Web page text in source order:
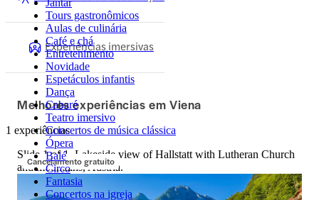
Jantar
Tours gastronômicos
Aulas de culinária
Café e chá
Entretenimento
Novidade
Espetáculos infantis
Dança
Cabaré
Teatro imersivo
Concertos de música clássica
Ópera
Balé
Circo
Fantasia
Concertos na igreja
Experiências imersivas
Melhores experiências em Viena
1 experiências
Cancelamento gratuito
Slide 1 of 1, Lakeside view of Hallstatt with Lutheran Church
and mountains, Austria.